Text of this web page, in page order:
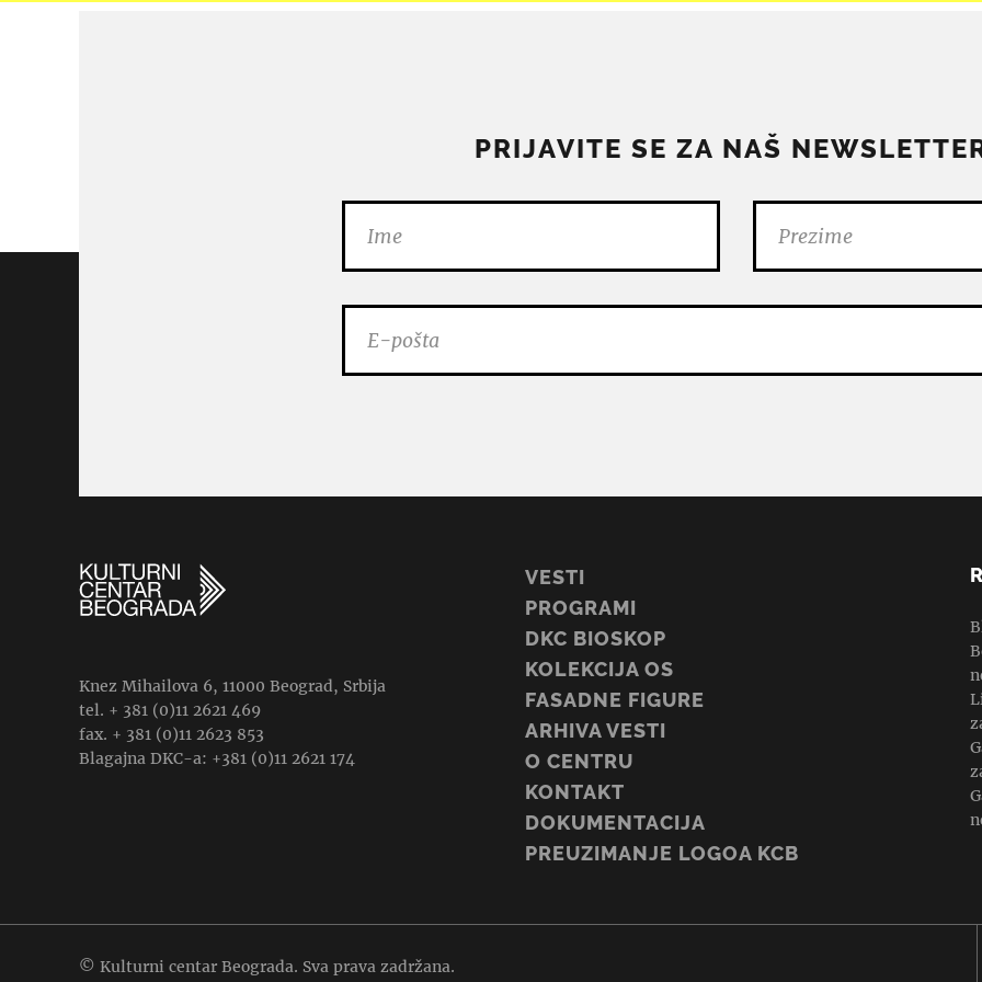
PRIJAVITE SE ZA NAŠ
Knez Mihailova 6, 11000 Beograd, Srbija
tel. + 381 (0)11 2621 469
fax. + 381 (0)11 2623 853
Blagajna DKC-a: +381 (0)11 2621 174
VESTI
PROGRAMI
DKC BIOSKOP
KOLEKCIJA OS
FASADNE FIGURE
ARHIVA VESTI
O CENTRU
KONTAKT
DOKUMENTACIJA
PREUZIMANJE LOGOA KCB
© Kulturni centar Beograda. Sva prava zadržana.